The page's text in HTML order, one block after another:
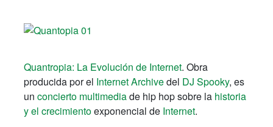
Quantropia: La Evolución de Internet. Obra
producida por el Internet Archivedel DJ Spooky, es
un concierto multimediade hip hop sobre la historia
y el crecimientoexponencial de Internet.